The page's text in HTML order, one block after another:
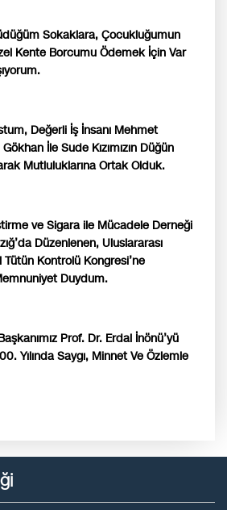
Sokaklara, Çocukluğumun
Kente Borcumu Ödemek İçin Var
Değerli İş İnsanı Mehmet
İle Sude Kızımızın Düğün
Mutluluklarına Ortak Olduk.
ve Sigara ile Mücadele Derneği
Düzenlenen, Uluslararası
Tütün Kontrolü Kongresi’ne
Duydum.
Prof. Dr. Erdal İnönü’yü
Yılında Saygı, Minnet Ve Özlemle